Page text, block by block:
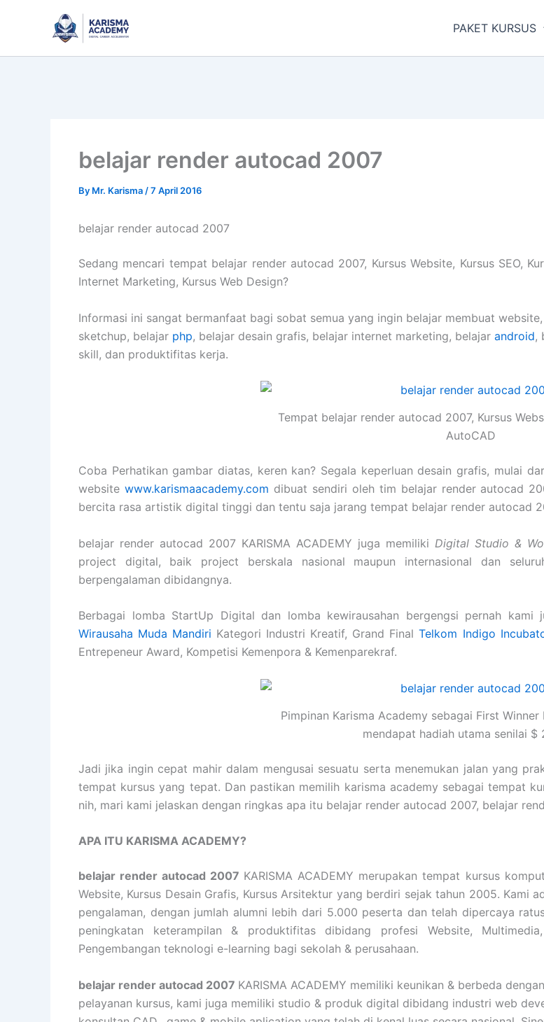
PAKET KURSUS
belajar render autocad 2007
By Mr. Karisma /7 April 2016
belajar render autocad 2007
Sedang mencari tempat belajar render autocad 2007, Kursus Website, Kursus SEO,
Internet Marketing, Kursus Web Design?
Informasi ini sangat bermanfaat bagi sobat semua yang ingin belajar membuat
sketchup, belajar php, belajar desain grafis, belajar internet marketing, belajar android,
skill, dan produktifitas kerja.
Tempat belajar render autocad 2007, Kursus
AutoCAD
Coba Perhatikan gambar diatas, keren kan? Segala keperluan desain grafis, mulai
website www.karismaacademy.com dibuat sendiri oleh tim belajar render autocad
bercita rasa artistik digital tinggi dan tentu saja jarang tempat belajar render autocad
belajar render autocad 2007 KARISMA ACADEMY juga memiliki Digital Studio &
project digital, baik project berskala nasional maupun internasional dan
berpengalaman dibidangnya.
Berbagai lomba StartUp Digital dan lomba kewirausahan bergengsi pernah kami
Wirausaha Muda Mandiri Kategori Industri Kreatif, Grand FinalTelkom Indigo
Entrepeneur Award, Kompetisi Kemenpora & Kemenparekraf.
Pimpinan Karisma Academy sebagai First
mendapat hadiah utama senilai $
Jadi jika ingin cepat mahir dalam mengusai sesuatu serta menemukan jalan yang
tempat kursus yang tepat. Dan pastikan memilih karisma academy sebagai tempat
nih, mari kami jelaskan dengan ringkas apa itu belajar render autocad 2007, belajar
APA ITU KARISMA ACADEMY?
belajar render autocad 2007 KARISMA ACADEMY merupakan tempat kursus
Website, Kursus Desain Grafis, Kursus Arsitektur yang berdiri sejak tahun 2005. Kami
pengalaman, dengan jumlah alumni lebih dari 5.000 peserta dan telah dipercaya
peningkatan keterampilan & produktifitas dibidang profesi Website,
Pengembangan teknologi e-learning bagi sekolah & perusahaan.
belajar render autocad 2007 KARISMA ACADEMY memiliki keunikan & berbeda
pelayanan kursus, kami juga memiliki studio & produk digital dibidang industri web